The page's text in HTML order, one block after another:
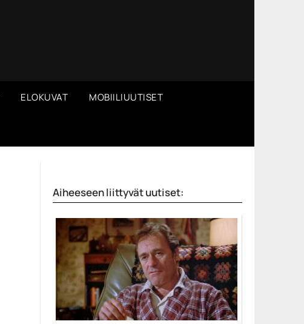
ELOKUVAT MOBIILIUUTISET
Aiheeseen liittyvät uutiset: